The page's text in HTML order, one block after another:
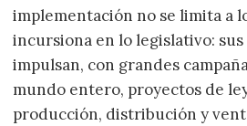
implementación no se limita a
incursiona en lo legislativo:
impulsan, con grandes
mundo entero, proyectos de
producción, distribución y